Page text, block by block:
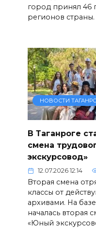
город принял 46
регионов страны.
НОВОСТИ
В Таганроге
смена
экскурсовод»
12.07.2026 12:14
Вторая смена
классы от
архивами. На
началась вторая
«Юный